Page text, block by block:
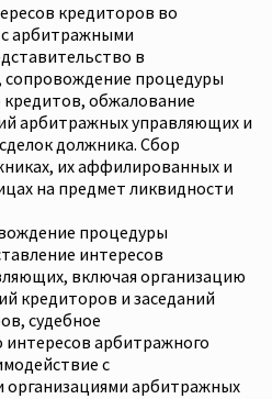
кредиторов во
арбитражными
в
сопровождение процедуры
кредитов, обжалование
арбитражных управляющих и
должника. Сбор
их аффилированных и
на предмет ликвидности
процедуры
интересов
включая организацию
кредиторов и заседаний
судебное
интересов арбитражного
с
организациями арбитражных